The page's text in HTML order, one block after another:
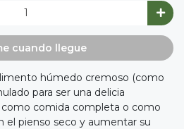
cuando llegue
húmedo cremoso (como
para ser una delicia
como comida completa o como
el pienso seco y aumentar su